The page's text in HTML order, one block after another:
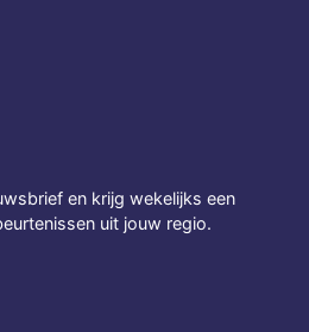
en krijg wekelijks een
uit jouw regio.